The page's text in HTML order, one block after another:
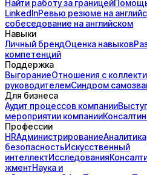
Найти работу за границей
LinkedInРевью резюме на
собеседование на английском
Навыки
Личный брендОценка навыков
компетенций
Поддержка
ВыгораниеОтношения с
руководителемСиндром
Для бизнеса
Аудит процессов компании
мероприятии компании
Профессии
HRАдминистрированиеАналитика
безопасностьИскусственный
интеллектИсследования
жментНаука и